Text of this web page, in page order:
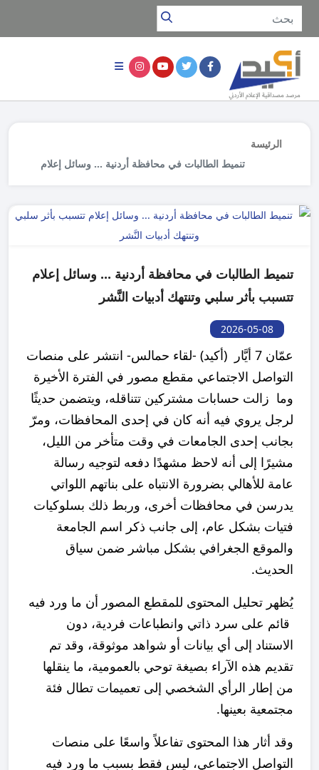
الرئيسة
تنميط الطالبات في محافظة أردنية ... وسائل إعلام
تنميط الطالبات في محافظة أردنية ... وسائل إعلام
تتسبب بأثر سلبي وتنتهك أدبيات النَّشر
2026-05-08
عمّان 7 أيَّار (أكيد) -لقاء حمالس- انتشر على منصات
التواصل الاجتماعي مقطع مصور في الفترة الأخيرة
وما زالت حسابات مشتركين تتناقله، ويتضمن حديثًا
لرجل يروي فيه أنه كان في إحدى المحافظات، ومرّ
بجانب إحدى الجامعات في وقت متأخر من الليل،
مشيرًا إلى أنه لاحظ مشهدًا دفعه لتوجيه رسالة
عامة للأهالي بضرورة الانتباه على بناتهم اللواتي
يدرسن في محافظات أخرى، وربط ذلك بسلوكيات
فتيات بشكل عام، إلى جانب ذكر اسم الجامعة
والموقع الجغرافي بشكل مباشر ضمن سياق
الحديث.
يُظهر تحليل المحتوى للمقطع المصور أن ما ورد فيه
قائم على سرد ذاتي وانطباعات فردية، دون
الاستناد إلى أي بيانات أو شواهد موثوقة، وقد تم
تقديم هذه الآراء بصيغة توحي بالعمومية، ما ينقلها
من إطار الرأي الشخصي إلى تعميمات تطال فئة
مجتمعية بعينها.
وقد أثار هذا المحتوى تفاعلاً واسعًا على منصات
التواصل الاجتماعي، ليس فقط بسبب ما ورد فيه